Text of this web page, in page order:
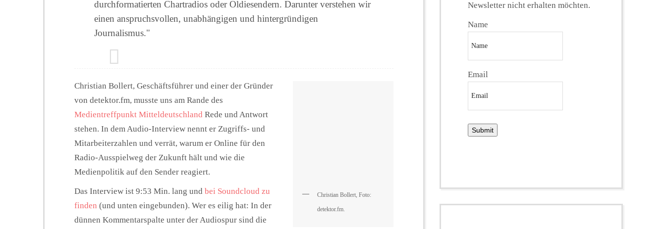
durchformatierten Chartradios oder Oldiesendern. Darunter verstehen wir
einen anspruchsvollen, unabhängigen und hintergründigen
Journalismus."
Christian Bollert, Foto:
detektor.fm.
Christian Bollert, Geschäftsführer und einer der Gründer
von detektor.fm, musste uns am Rande des
Medientreffpunkt Mitteldeutschland Rede und Antwort
stehen. In dem Audio-Interview nennt er Zugriffs- und
Mitarbeiterzahlen und verrät, warum er Online für den
Radio-Ausspielweg der Zukunft hält und wie die
Medienpolitik auf den Sender reagiert.
Das Interview ist 9:53 Min. lang und bei Soundcloud zu
finden (und unten eingebunden). Wer es eilig hat: In der
dünnen Kommentarspalte unter der Audiospur sind die
Newsletter nicht erhalten möchten.
Name
Email